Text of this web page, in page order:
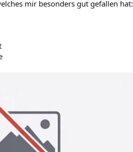
mir besonders gut gefallen hat: